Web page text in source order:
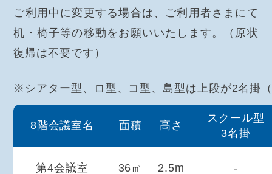
ご利用中に変更する場合は、ご利用者さまにて
机・椅子等の移動をお願いいたします。（原状
復帰は不要です）
※シアター型、ロ型、コ型、島型は上段が2名掛
8階会議室名 面積 高さ
スクール型
3名掛
第4会議室 36㎡ 2.5m -